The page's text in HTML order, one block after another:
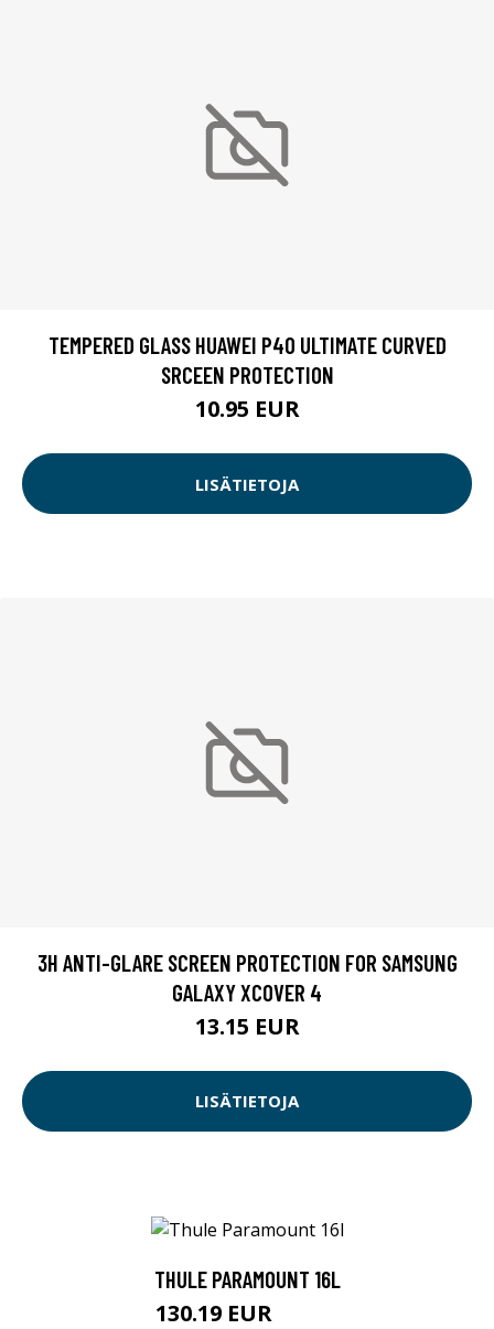
TEMPERED GLASS HUAWEI P40 ULTIMATE CURVED
SRCEEN PROTECTION
10.95 EUR
LISÄTIETOJA
3H ANTI-GLARE SCREEN PROTECTION FOR SAMSUNG
GALAXY XCOVER 4
13.15 EUR
LISÄTIETOJA
THULE PARAMOUNT 16L
130.19 EUR